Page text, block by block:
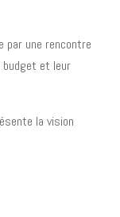
par une rencontre
budget et leur
la vision